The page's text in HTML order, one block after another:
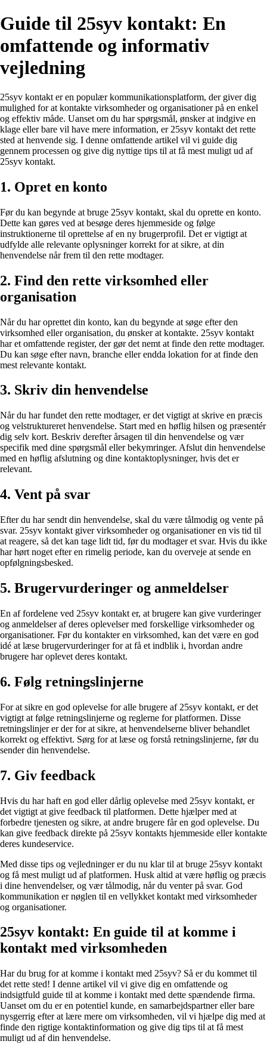
Guide til 25syv kontakt: En
omfattende og informativ
vejledning
25syv kontakt er en populær kommunikationsplatform, der giver dig
mulighed for at kontakte virksomheder og organisationer på en enkel
og effektiv måde. Uanset om du har spørgsmål, ønsker at indgive en
klage eller bare vil have mere information, er 25syv kontakt det rette
sted at henvende sig. I denne omfattende artikel vil vi guide dig
gennem processen og give dig nyttige tips til at få mest muligt ud af
25syv kontakt.
1. Opret en konto
Før du kan begynde at bruge 25syv kontakt, skal du oprette en konto.
Dette kan gøres ved at besøge deres hjemmeside og følge
instruktionerne til oprettelse af en ny brugerprofil. Det er vigtigt at
udfylde alle relevante oplysninger korrekt for at sikre, at din
henvendelse når frem til den rette modtager.
2. Find den rette virksomhed eller
organisation
Når du har oprettet din konto, kan du begynde at søge efter den
virksomhed eller organisation, du ønsker at kontakte. 25syv kontakt
har et omfattende register, der gør det nemt at finde den rette modtager.
Du kan søge efter navn, branche eller endda lokation for at finde den
mest relevante kontakt.
3. Skriv din henvendelse
Når du har fundet den rette modtager, er det vigtigt at skrive en præcis
og velstruktureret henvendelse. Start med en høflig hilsen og præsentér
dig selv kort. Beskriv derefter årsagen til din henvendelse og vær
specifik med dine spørgsmål eller bekymringer. Afslut din henvendelse
med en høflig afslutning og dine kontaktoplysninger, hvis det er
relevant.
4. Vent på svar
Efter du har sendt din henvendelse, skal du være tålmodig og vente på
svar. 25syv kontakt giver virksomheder og organisationer en vis tid til
at reagere, så det kan tage lidt tid, før du modtager et svar. Hvis du ikke
har hørt noget efter en rimelig periode, kan du overveje at sende en
opfølgningsbesked.
5. Brugervurderinger og anmeldelser
En af fordelene ved 25syv kontakt er, at brugere kan give vurderinger
og anmeldelser af deres oplevelser med forskellige virksomheder og
organisationer. Før du kontakter en virksomhed, kan det være en god
idé at læse brugervurderinger for at få et indblik i, hvordan andre
brugere har oplevet deres kontakt.
6. Følg retningslinjerne
For at sikre en god oplevelse for alle brugere af 25syv kontakt, er det
vigtigt at følge retningslinjerne og reglerne for platformen. Disse
retningslinjer er der for at sikre, at henvendelserne bliver behandlet
korrekt og effektivt. Sørg for at læse og forstå retningslinjerne, før du
sender din henvendelse.
7. Giv feedback
Hvis du har haft en god eller dårlig oplevelse med 25syv kontakt, er
det vigtigt at give feedback til platformen. Dette hjælper med at
forbedre tjenesten og sikre, at andre brugere får en god oplevelse. Du
kan give feedback direkte på 25syv kontakts hjemmeside eller kontakte
deres kundeservice.
Med disse tips og vejledninger er du nu klar til at bruge 25syv kontakt
og få mest muligt ud af platformen. Husk altid at være høflig og præcis
i dine henvendelser, og vær tålmodig, når du venter på svar. God
kommunikation er nøglen til en vellykket kontakt med virksomheder
og organisationer.
25syv kontakt: En guide til at komme i
kontakt med virksomheden
Har du brug for at komme i kontakt med 25syv? Så er du kommet til
det rette sted! I denne artikel vil vi give dig en omfattende og
indsigtfuld guide til at komme i kontakt med dette spændende firma.
Uanset om du er en potentiel kunde, en samarbejdspartner eller bare
nysgerrig efter at lære mere om virksomheden, vil vi hjælpe dig med at
finde den rigtige kontaktinformation og give dig tips til at få mest
muligt ud af din henvendelse.